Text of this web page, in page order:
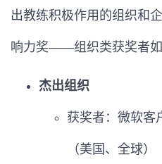
出教练积极作用的组织和
响力奖——组织类获奖者如
杰出组织
获奖者：微软客
（美国、全球）